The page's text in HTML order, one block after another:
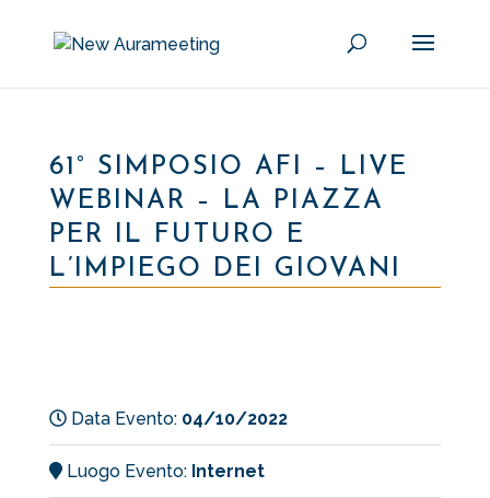
61° SIMPOSIO AFI – LIVE
WEBINAR – LA PIAZZA
PER IL FUTURO E
L’IMPIEGO DEI GIOVANI
Data Evento: 04/10/2022
Luogo Evento: Internet